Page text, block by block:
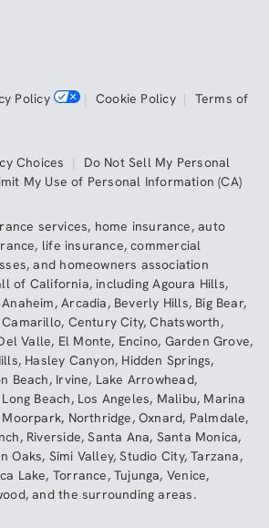
Policy | Cookie Policy| Terms of
Choices | Do Not Sell My Personal
My Use of Personal Information (CA)
services, home insurance,auto
, life insurance,commercial
and homeowners association
of California, includingAgoura Hills,
Anaheim,Arcadia, Beverly Hills, Big Bear,
Camarillo, Century City,Chatsworth,
Valle, El Monte, Encino, Garden Grove,
, Hasley Canyon, Hidden Springs,
Beach, Irvine, Lake Arrowhead,
Long Beach, Los Angeles, Malibu, Marina
Moorpark, Northridge,Oxnard, Palmdale,
, Riverside,Santa Ana, Santa Monica,
Oaks, Simi Valley,Studio City,Tarzana,
Lake, Torrance, Tujunga, Venice,
,and the surrounding areas.